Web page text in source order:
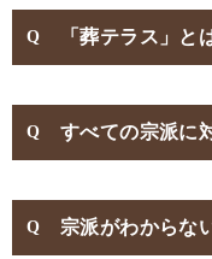
「葬テラス」と
すべての宗派に
宗派がわからな